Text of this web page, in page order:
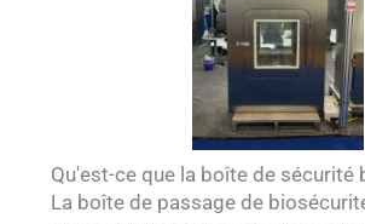
Qu'est-ce que la boîte de sécurité
La boîte de passage de